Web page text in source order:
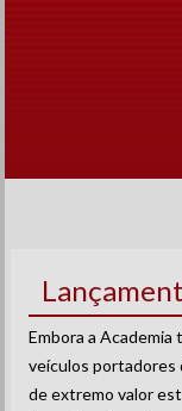
Embora a Academia
veículos portadores
de extremo valor